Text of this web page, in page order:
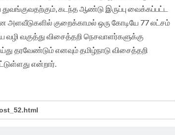
கடந்த ஆண்டு இருப்பு வைக்கப்பட்ட
குறைக்காமல் ஒரு கோடியே 77 லட்சம்
வகுத்து விசைத்தறி நெசவாளர்களுக்கு
தரவேண்டும் எனவும் தமிழ்நாடு விசைத்தறி
என்றார்.